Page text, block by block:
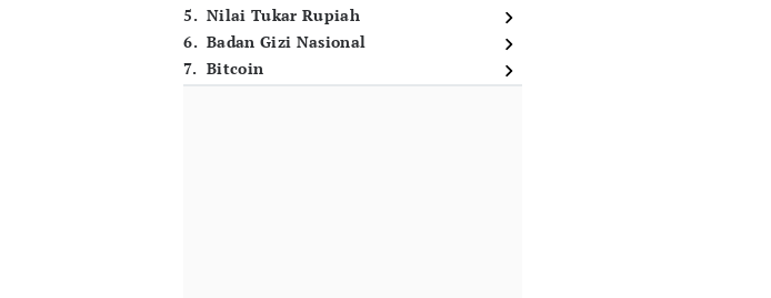
5. Nilai Tukar Rupiah
6. Badan Gizi Nasional
7. Bitcoin